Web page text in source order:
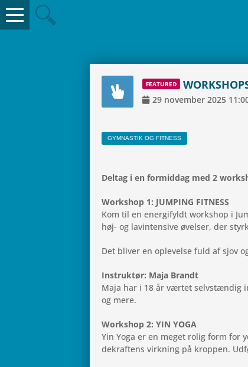
FEA­TU­RED
29 novem­ber 2025
GYM­NA­STIK OG FITNESS
Deltag i en for­mid­dag med 2
Wor­ks­hop 1: JUM­PING FITNESS
Kom til en ener­gi­fyldt wor­ks­hop i
høj- og lavin­ten­sive øvel­ser, der
Det bliver en ople­velse fuld af sjov
Instruk­tør: Maja Brandt
Maja har i 18 år værtet selv­stæn­dig
og mere.
Wor­ks­hop 2: YIN YOGA
Yin Yoga er en meget rolig form for
de­kraf­tens virk­ning på krop­pen.